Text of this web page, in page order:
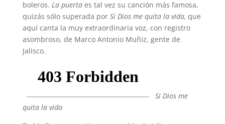
boleros. La puerta es tal vez su canción más famosa,
quizás sólo superada por Si Dios me quita la vida, que
aquí canta la muy extraordinaria voz, con registro
asombroso, de Marco Antonio Muñiz, gente de
Jalisco.
Si Dios me
quita la vida